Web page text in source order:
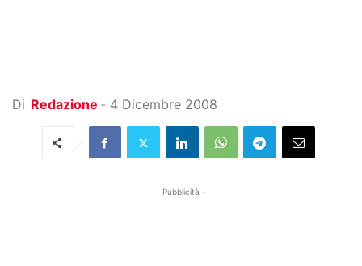
Di Redazione - 4 Dicembre 2008
- Pubblicità -